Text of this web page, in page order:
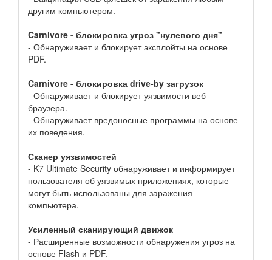
другим компьютером.
Carnivore - блокировка угроз "нулевого дня"
- Обнаруживает и блокирует эксплойты на основе
PDF.
Carnivore - блокировка drive-by загрузок
- Обнаруживает и блокирует уязвимости веб-
браузера.
- Обнаруживает вредоносные программы на основе
их поведения.
Сканер уязвимостей
- K7 Ultimate Security обнаруживает и информирует
пользователя об уязвимых приложениях, которые
могут быть использованы для заражения
компьютера.
Усиленный сканирующий движок
- Расширенные возможности обнаружения угроз на
основе Flash и PDF.